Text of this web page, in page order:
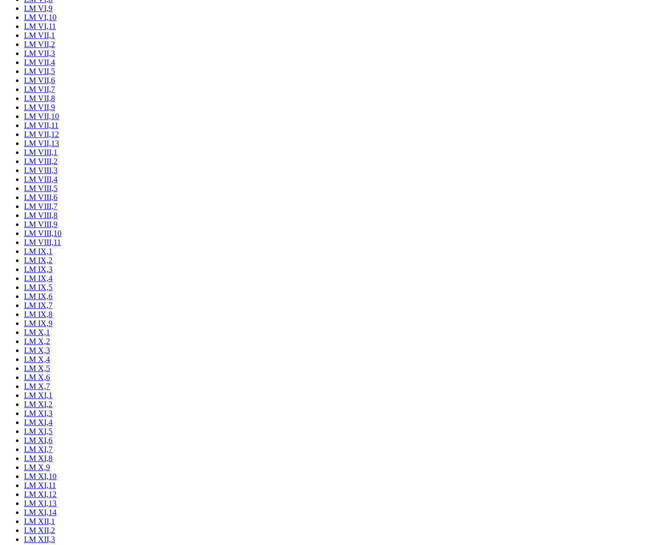
LM VI,9
LM VI,10
LM VI,11
LM VII,1
LM VII,2
LM VII,3
LM VII,4
LM VII,5
LM VII,6
LM VII,7
LM VII,8
LM VII,9
LM VII,10
LM VII,11
LM VII,12
LM VII,13
LM VIII,1
LM VIII,2
LM VIII,3
LM VIII,4
LM VIII,5
LM VIII,6
LM VIII,7
LM VIII,8
LM VIII,9
LM VIII,10
LM VIII,11
LM IX,1
LM IX,2
LM IX,3
LM IX,4
LM IX,5
LM IX,6
LM IX,7
LM IX,8
LM IX,9
LM X,1
LM X,2
LM X,3
LM X,4
LM X,5
LM X,6
LM X,7
LM XI,1
LM XI,2
LM XI,3
LM XI,4
LM XI,5
LM XI,6
LM XI,7
LM XI,8
LM X,9
LM XI,10
LM XI,11
LM XI,12
LM XI,13
LM XI,14
LM XII,1
LM XII,2
LM XII,3